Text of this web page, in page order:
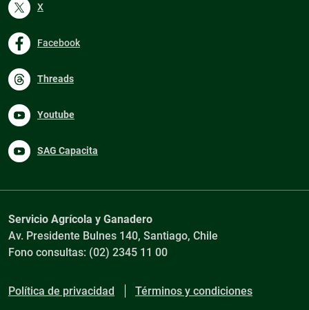
X
Facebook
Threads
Youtube
SAG Capacita
Servicio Agrícola y Ganadero
Av. Presidente Bulnes 140, Santiago, Chile
Fono consultas: (02) 2345 11 00
Política de privacidad Términos y condiciones